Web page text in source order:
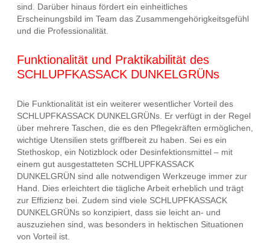
sind. Darüber hinaus fördert ein einheitliches
Erscheinungsbild im Team das Zusammengehörigkeitsgefühl
und die Professionalität.
Funktionalität und Praktikabilität des
SCHLUPFKASSACK DUNKELGRÜNs
Die Funktionalität ist ein weiterer wesentlicher Vorteil des
SCHLUPFKASSACK DUNKELGRÜNs. Er verfügt in der Regel
über mehrere Taschen, die es den Pflegekräften ermöglichen,
wichtige Utensilien stets griffbereit zu haben. Sei es ein
Stethoskop, ein Notizblock oder Desinfektionsmittel – mit
einem gut ausgestatteten SCHLUPFKASSACK
DUNKELGRÜN sind alle notwendigen Werkzeuge immer zur
Hand. Dies erleichtert die tägliche Arbeit erheblich und trägt
zur Effizienz bei. Zudem sind viele SCHLUPFKASSACK
DUNKELGRÜNs so konzipiert, dass sie leicht an- und
auszuziehen sind, was besonders in hektischen Situationen
von Vorteil ist.